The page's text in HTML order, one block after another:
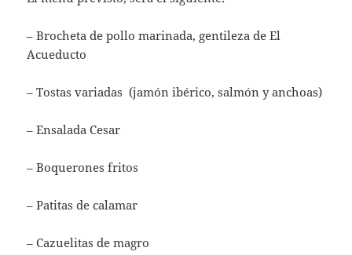
– Brocheta de pollo marinada, gentileza de El
Acueducto
– Tostas variadas (jamón ibérico, salmón y anchoas)
– Ensalada Cesar
– Boquerones fritos
– Patitas de calamar
– Cazuelitas de magro